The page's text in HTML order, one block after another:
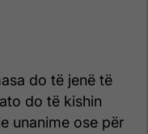
do të jenë të
do të kishin
unanime ose për